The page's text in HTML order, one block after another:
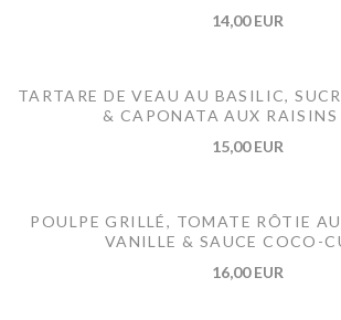
14,00 EUR
TARTARE DE VEAU AU BASILIC,
& CAPONATA AUX RAISINS
15,00 EUR
POULPE GRILLÉ, TOMATE RÔTIE
VANILLE & SAUCE COCO-
16,00 EUR